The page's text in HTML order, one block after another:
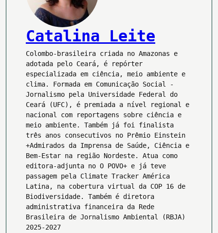
Catalina Leite
Colombo-brasileira criada no Amazonas e
adotada pelo Ceará, é repórter
especializada em ciência, meio ambiente e
clima. Formada em Comunicação Social -
Jornalismo pela Universidade Federal do
Ceará (UFC), é premiada a nível regional e
nacional com reportagens sobre ciência e
meio ambiente. Também já foi finalista
três anos consecutivos no Prêmio Einstein
+Admirados da Imprensa de Saúde, Ciência e
Bem-Estar na região Nordeste. Atua como
editora-adjunta no O POVO+ e já teve
passagem pela Climate Tracker América
Latina, na cobertura virtual da COP 16 de
Biodiversidade. Também é diretora
administrativa financeira da Rede
Brasileira de Jornalismo Ambiental (RBJA)
2025-2027